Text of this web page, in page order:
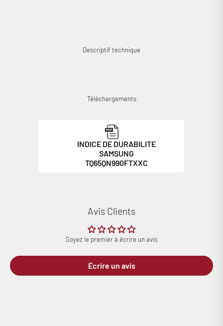
Descriptif technique
Téléchargements
INDICE DE DURABILITE
SAMSUNG
TQ65QN990FTXXC
Avis Clients
Soyez le premier à écrire un avis
Écrire un avis